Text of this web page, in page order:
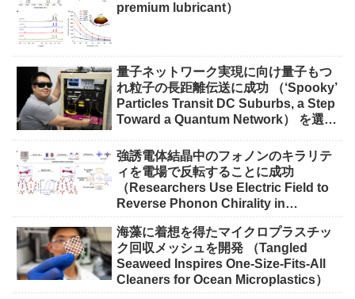
premium lubricant）
量子ネットワーク実現に向け量子もつ
れ粒子の長距離伝送に成功 （‘Spooky’
Particles Transit DC Suburbs, a Step
Toward a Quantum Network） を選択
れ粒子の長距離伝送に成功 （‘Spooky’
Particles Transit DC Suburbs, a Step
Toward a Quantum Network）
強誘電体結晶中のフォノンのキラリテ
ィを電場で反転することに成功
（Researchers Use Electric Field to
Reverse Phonon Chirality in
海藻に着想を得たマイクロプラスチッ
ク回収メッシュを開発 （Tangled
Seaweed Inspires One-Size-Fits-All
Cleaners for Ocean Microplastics）